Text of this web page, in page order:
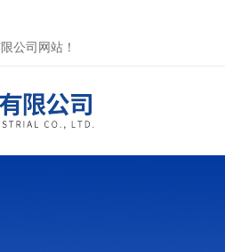
公司网站！